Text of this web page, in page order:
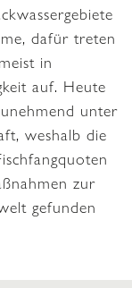
dafür treten
in
auf. Heute
unter
weshalb die
zur
gefunden